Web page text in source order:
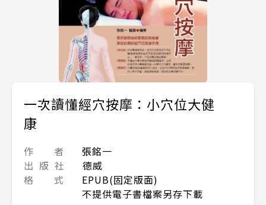
一次讀懂經穴按摩：小穴位大健
康
作 者
張銘一
出 版 社
德威
格 式
EPUB(固定版面)
不提供電子書檔案另存下載